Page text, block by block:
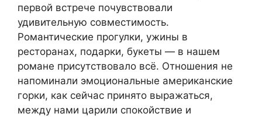
первой встрече почувствовали
удивительную совместимость.
Романтические прогулки, ужины в
ресторанах, подарки, букеты — в нашем
романе присутствовало всё. Отношения не
напоминали эмоциональные американские
горки, как сейчас принято выражаться,
между нами царили спокойствие и